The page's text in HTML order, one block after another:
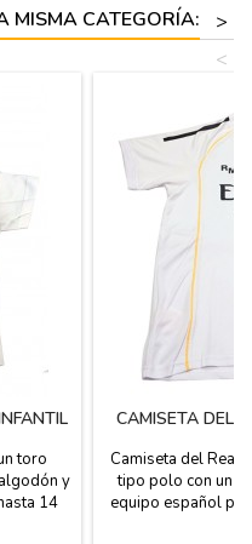
MISMA CATEGORÍA:
>
<
toro
y
14
CAMISETA DEL
Camiseta del Real
tipo polo con un
equipo español